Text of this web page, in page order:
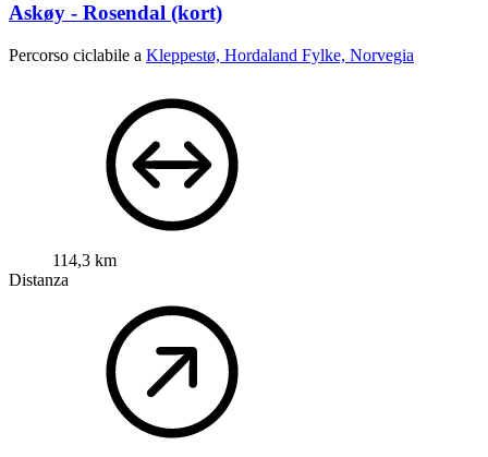
Askøy - Rosendal (kort)
Percorso ciclabile a Kleppestø, Hordaland Fylke, Norvegia
114,3 km
Distanza